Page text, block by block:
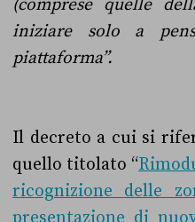
(comprese quelle
iniziare solo a
piattaforma”.
Il decreto a cui si
quello titolato “
ricognizione delle
presentazione di